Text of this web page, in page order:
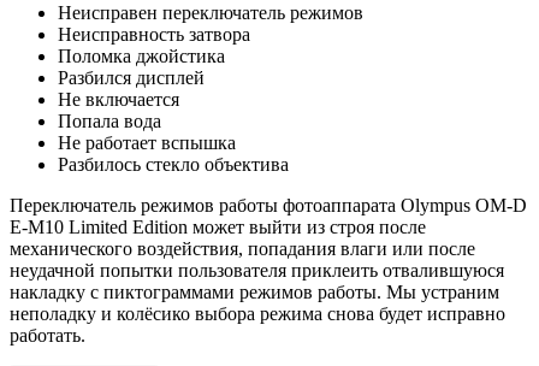
Неисправен переключатель режимов
Неисправность затвора
Поломка джойстика
Разбился дисплей
Не включается
Попала вода
Не работает вспышка
Разбилось стекло объектива
Переключатель режимов работы фотоаппарата Olympus OM-D
E-M10 Limited Edition может выйти из строя после
механического воздействия, попадания влаги или после
неудачной попытки пользователя приклеить отвалившуюся
накладку с пиктограммами режимов работы. Мы устраним
неполадку и колёсико выбора режима снова будет исправно
работать.